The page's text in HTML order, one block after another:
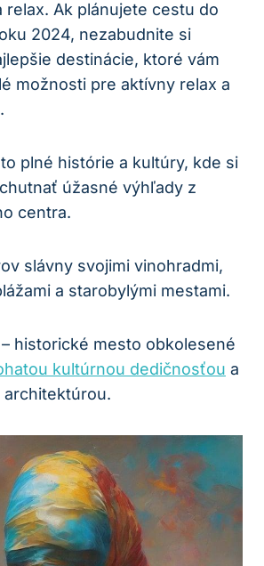
relax. Ak plánujete cestu do⁣
2024,⁤ nezabudnite si
destinácie, ktoré vám
možnosti pre aktívny relax a
plné histórie a kultúry,​ kde si
úžasné⁤ výhľady z
centra.
slávny⁣ svojimi vinohradmi,
a starobylými mestami.
historické mesto obkolesené
kultúrnou dedičnosťou a
architektúrou.